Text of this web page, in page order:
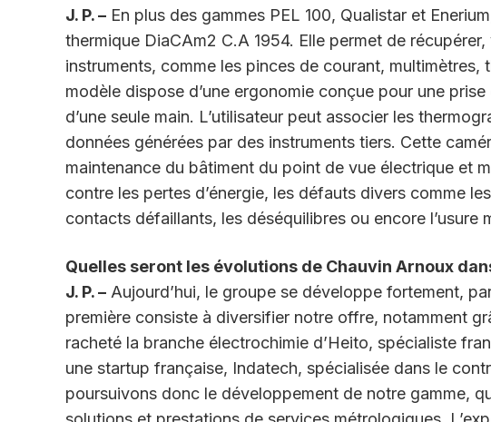
J. P. – En plus des gammes PEL 100, Qualistar et
thermique DiaCAm2 C.A 1954. Elle permet de
instruments, comme les pinces de courant,
modèle dispose d’une ergonomie conçue pour une
d’une seule main. L’utilisateur peut associer les
données générées par des instruments tiers. Cette
maintenance du bâtiment du point de vue électrique et
contre les pertes d’énergie, les défauts divers comme
contacts défaillants, les déséquilibres ou encore l’usure
Quelles seront les évolutions de Chauvin Arnoux
J. P. – Aujourd’hui, le groupe se développe fortement,
première consiste à diversifier notre offre, notamment
racheté la branche électrochimie d’Heito, spécialiste
une startup française, Indatech, spécialisée dans le
poursuivons donc le développement de notre gamme,